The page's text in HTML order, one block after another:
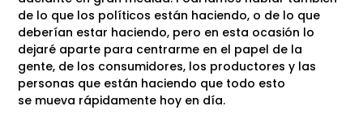
de lo que los políticos están haciendo, o de lo que
deberían estar haciendo, pero en esta ocasión lo
dejaré aparte para centrarme en el papel de la
gente, de los consumidores, los productores y las
personas que están haciendo que todo esto
se mueva rápidamente hoy en día.